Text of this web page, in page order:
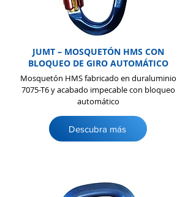
JUMT – MOSQUETÓN HMS CON
BLOQUEO DE GIRO AUTOMÁTICO
Mosquetón HMS fabricado en duraluminio
7075-T6 y acabado impecable con bloqueo
automático
Descubra más